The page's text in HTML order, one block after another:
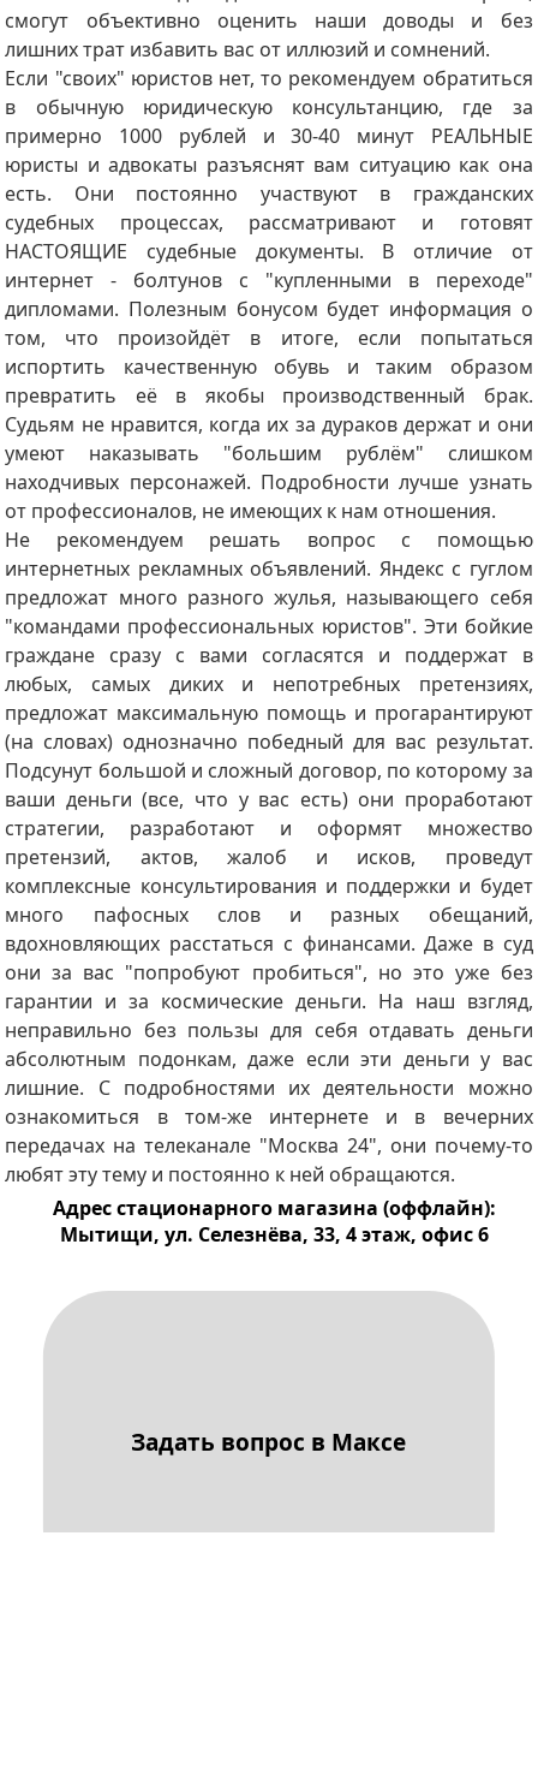
смогут объективно оценить наши доводы и без
лишних трат избавить вас от иллюзий и сомнений.
Если "своих" юристов нет, то рекомендуем обратиться
в обычную юридическую консультанцию, где за
примерно 1000 рублей и 30-40 минут РЕАЛЬНЫЕ
юристы и адвокаты разъяснят вам ситуацию как она
есть. Они постоянно участвуют в гражданских
судебных процессах, рассматривают и готовят
НАСТОЯЩИЕ судебные документы. В отличие от
интернет - болтунов с "купленными в переходе"
дипломами. Полезным бонусом будет информация о
том, что произойдёт в итоге, если попытаться
испортить качественную обувь и таким образом
превратить её в якобы производственный брак.
Судьям не нравится, когда их за дураков держат и они
умеют наказывать "большим рублём" слишком
находчивых персонажей. Подробности лучше узнать
от профессионалов, не имеющих к нам отношения.
Не рекомендуем решать вопрос с помощью
интернетных рекламных объявлений. Яндекс с гуглом
предложат много разного жулья, называющего себя
"командами профессиональных юристов". Эти бойкие
граждане сразу с вами согласятся и поддержат в
любых, самых диких и непотребных претензиях,
предложат максимальную помощь и прогарантируют
(на словах) однозначно победный для вас результат.
Подсунут большой и сложный договор, по которому за
ваши деньги (все, что у вас есть) они проработают
стратегии, разработают и оформят множество
претензий, актов, жалоб и исков, проведут
комплексные консультирования и поддержки и будет
много пафосных слов и разных обещаний,
вдохновляющих расстаться с финансами. Даже в суд
они за вас "попробуют пробиться", но это уже без
гарантии и за космические деньги. На наш взгляд,
неправильно без пользы для себя отдавать деньги
абсолютным подонкам, даже если эти деньги у вас
лишние. С подробностями их деятельности можно
ознакомиться в том-же интернете и в вечерних
передачах на телеканале "Москва 24", они почему-то
любят эту тему и постоянно к ней обращаются.
Адрес стационарного магазина (оффлайн):
Мытищи, ул. Селезнёва, 33, 4 этаж, офис 6
Задать вопрос в Максе